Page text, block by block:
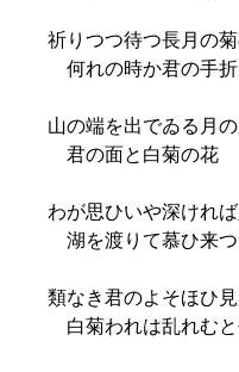
祈りつつ待つ長月の
何れの時か君の手折
山の端を出でゐる月
君の面と白菊の花
わが思ひいや深けれ
湖を渡りて慕ひ来つ
類なき君のよそほひ
白菊われは乱れむと